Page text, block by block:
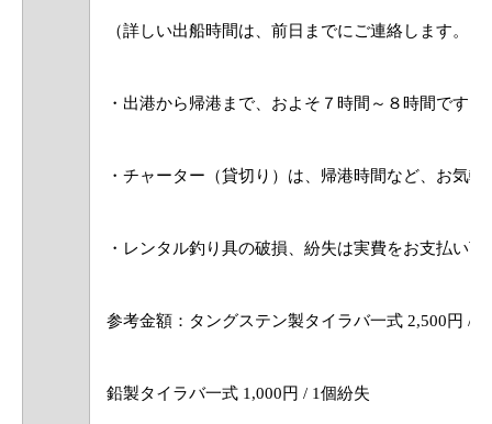
（詳しい出船時間は、前日までにご連絡します。）
・出港から帰港まで、およそ７時間～８時間です。
・チャーター（貸切り）は、帰港時間など、お気
・レンタル釣り具の破損、紛失は実費をお支払い頂
参考金額：タングステン製タイラバ一式 2,500円 / 1
鉛製タイラバ一式 1,000円 / 1個紛失